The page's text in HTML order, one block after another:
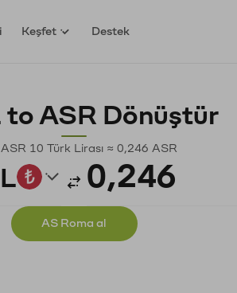
Keşfet Destek
to ASR Dönüştür
10 Türk Lirası ≈ 0,246 ASR
AS Roma al